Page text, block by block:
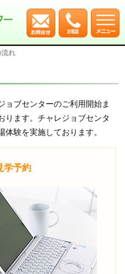
流れ
ョブセンターのご利用開始ま
ります。チャレジョブセンタ
体験を実施しております。
学予約